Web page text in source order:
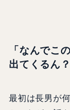
「なんでこ
出てくるん？
最初は長男が